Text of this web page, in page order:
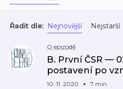
Řadit dle: Nejnovější Nejstarší
O epizodě
B. První ČSR —
postavení po
10. 11. 2020 7 min